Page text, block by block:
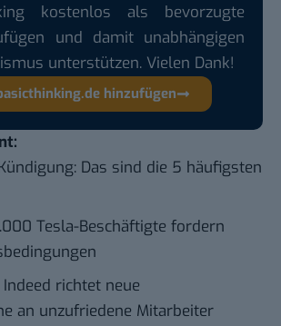
kostenlos als bevorzugte
und damit unabhängigen
unterstützen. Vielen Dank!
hinzufügen
Das sind die 5 häufigsten
Tesla-Beschäftigte fordern
richtet neue
an unzufriedene Mitarbeiter